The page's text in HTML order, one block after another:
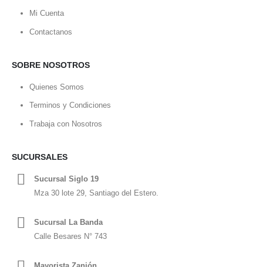
Mi Cuenta
Contactanos
SOBRE NOSOTROS
Quienes Somos
Terminos y Condiciones
Trabaja con Nosotros
SUCURSALES
Sucursal Siglo 19
Mza 30 lote 29, Santiago del Estero.
Sucursal La Banda
Calle Besares N° 743